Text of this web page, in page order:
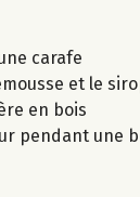
carafe
et le
en bois
pendant une